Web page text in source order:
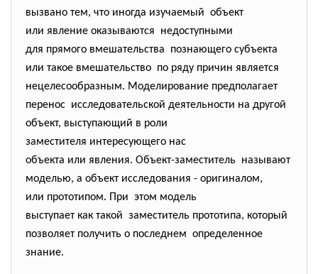
вызвано тем, что иногда изучаемый объект
или явление оказываются недоступными
для прямого вмешательства познающего субъекта
или такое вмешательство по ряду причин является
нецелесообразным. Моделирование предполагает
перенос исследовательской деятельности на другой
объект, выступающий в роли
заместителя интересующего нас
объекта или явления. Объект-заместитель называют
моделью, а объект исследования - оригиналом,
или прототипом. При этом модель
выступает как такой заместитель прототипа, который
позволяет получить о последнем определенное
знание.